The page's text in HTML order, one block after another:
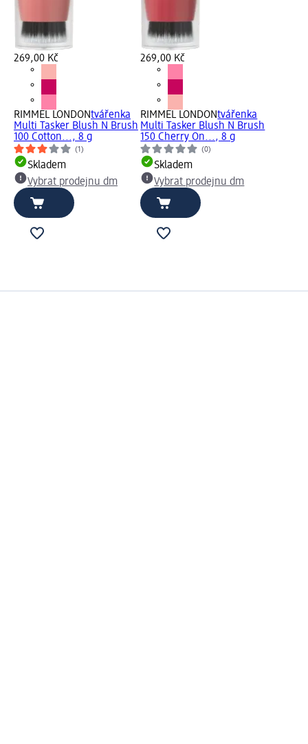
269,00 Kč
RIMMEL LONDONtvářenka
Multi Tasker Blush N Brush
100 Cotton..., 8 g
(1)
Skladem
Vybrat prodejnu dm
269,00 Kč
RIMMEL LONDONtvářenka
Multi Tasker Blush N Brush
150 Cherry On..., 8 g
(0)
Skladem
Vybrat prodejnu dm